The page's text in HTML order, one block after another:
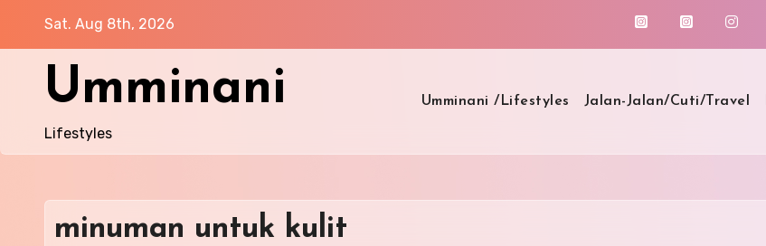
content
Sat. Aug 8th, 2026
Umminani
Lifestyles
Umminani /Lifestyles Jalan-Jalan/Cuti/Travel
minuman untuk kulit